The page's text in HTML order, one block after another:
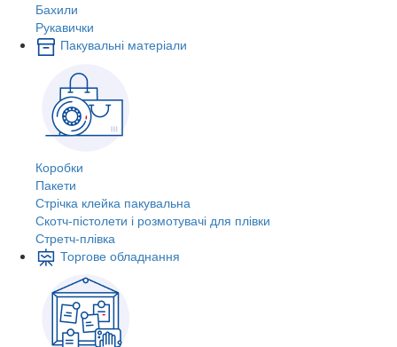
Бахили
Рукавички
Пакувальні матеріали
Коробки
Пакети
Стрічка клейка пакувальна
Скотч-пістолети і розмотувачі для плівки
Стретч-плівка
Торгове обладнання